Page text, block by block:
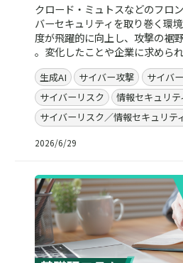
クロード・ミュトスなどのフロ
バーセキュリティを取り巻く環
度が飛躍的に向上し、攻撃の裾
。変化したことや企業に求めら
生成AI サイバー攻撃
サイバ
サイバーリスク
情報セキュリテ
サイバーリスク／情報セキュリテ
2026/6/29